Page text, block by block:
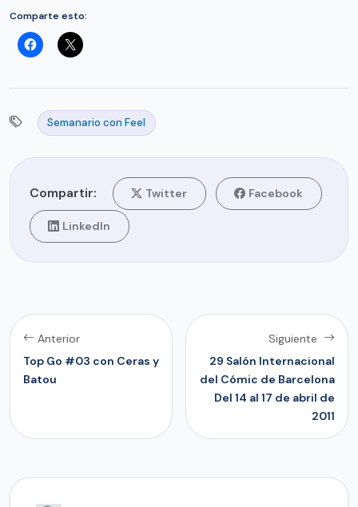
Comparte esto:
Semanario con Feel
Compartir: Twitter Facebook
LinkedIn
Anterior
Top Go #03 con Ceras y
Batou
Siguiente
29 Salón Internacional
del Cómic de Barcelona
Del 14 al 17 de abril de
2011